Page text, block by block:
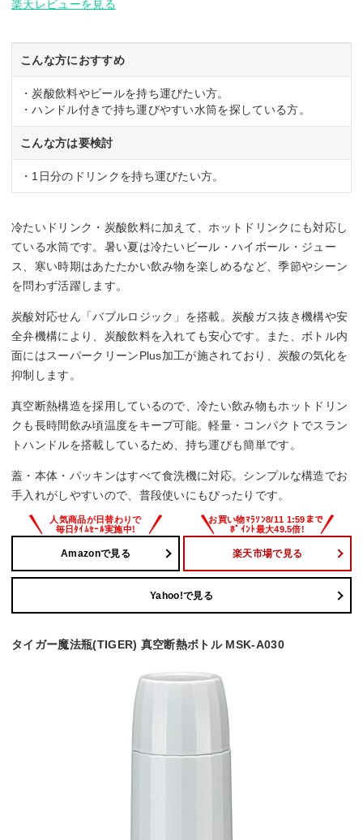
楽天レビューを見る
こんな方におすすめ
・炭酸飲料やビールを持ち運びたい方。
・ハンドル付きで持ち運びやすい水筒を探している方。
こんな方は要検討
・1日分のドリンクを持ち運びたい方。
冷たいドリンク・炭酸飲料に加えて、ホットドリンクにも対応し
ている水筒です。暑い夏は冷たいビール・ハイボール・ジュー
ス、寒い時期はあたたかい飲み物を楽しめるなど、季節やシーン
を問わず活躍します。
炭酸対応せん「バブルロジック」を搭載。炭酸ガス抜き機構や安
全弁機構により、炭酸飲料を入れても安心です。また、ボトル内
面にはスーパークリーンPlus加工が施されており、炭酸の気化を
抑制します。
真空断熱構造を採用しているので、冷たい飲み物もホットドリン
クも長時間飲み頃温度をキープ可能。軽量・コンパクトでスラン
トハンドルを搭載しているため、持ち運びも簡単です。
蓋・本体・パッキンはすべて食洗機に対応。シンプルな構造でお
手入れがしやすいので、普段使いにもぴったりです。
Amazonで見る 楽天市場で見る
Yahoo!で見る
タイガー魔法瓶(TIGER) 真空断熱ボトル MSK-A030